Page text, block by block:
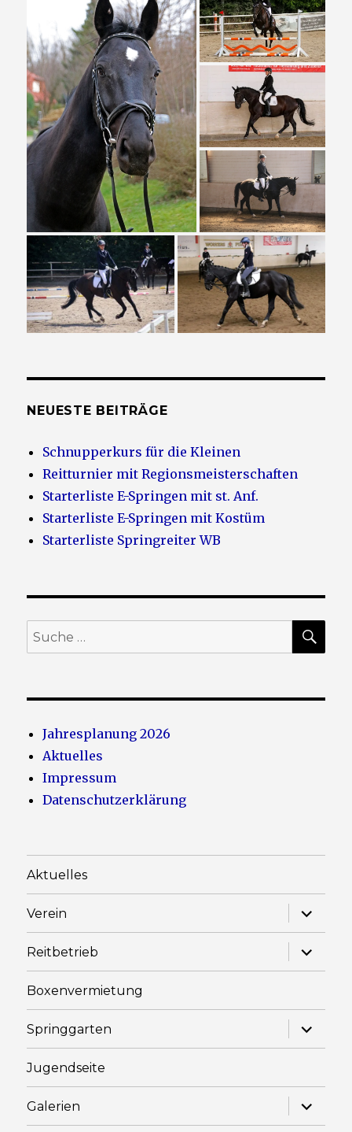
NEUESTE BEITRÄGE
Schnupperkurs für die Kleinen
Reitturnier mit Regionsmeisterschaften
Starterliste E-Springen mit st. Anf.
Starterliste E-Springen mit Kostüm
Starterliste Springreiter WB
Suche
nach:
Jahresplanung 2026
Aktuelles
Impressum
Datenschutzerklärung
Aktuelles
Verein
Reitbetrieb
Boxenvermietung
Springgarten
Jugendseite
Galerien